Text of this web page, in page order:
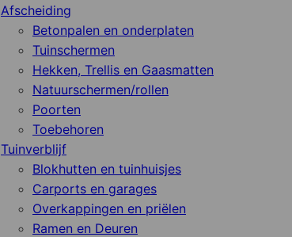
Afscheiding
Betonpalen en onderplaten
Tuinschermen
Hekken, Trellis en Gaasmatten
Natuurschermen/rollen
Poorten
Toebehoren
Tuinverblijf
Blokhutten en tuinhuisjes
Carports en garages
Overkappingen en priëlen
Ramen en Deuren